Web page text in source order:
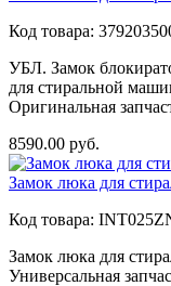
Код товара:
УБЛ. Замок
для стиральной
Оригинальная
8590.00 руб.
Замок люка для
Код товара:
Замок люка для
Универсальная